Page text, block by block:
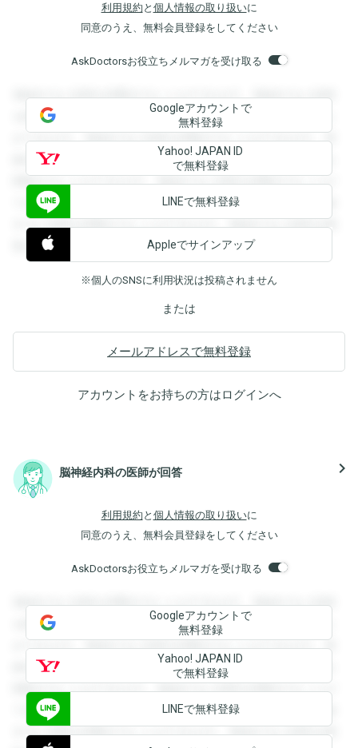
利用規約 と 個人情報の取り扱いに
同意のうえ、無料会員登録をしてください
AskDoctorsお役立ちメルマガを受け取る
登録すると回答を閲覧することができます。登録すると回答
を閲覧することができます。登録すると回答を閲覧すること
ができます。登録すると回答を閲覧することができます。登
録すると回答を閲覧することができます。登録すると回答を
閲覧することができます。登録すると回答を閲覧することが
できます。登録すると回答を閲覧することができます。登録
すると回答を閲覧することができます。登録すると回答を閲
覧することができます。
Googleアカウントで
無料登録
Yahoo! JAPAN ID
で無料登録
LINEで無料登録
Appleでサインアップ
※個人のSNSに利用状況は投稿されません
または
メールアドレスで無料登録
アカウントをお持ちの方はログインへ
脳神経内科の医師が回答 navigate_next
利用規約 と 個人情報の取り扱いに
同意のうえ、無料会員登録をしてください
AskDoctorsお役立ちメルマガを受け取る
登録すると回答を閲覧することができます。登録すると回答
を閲覧することができます。登録すると回答を閲覧すること
ができます。登録すると回答を閲覧することができます。登
録すると回答を閲覧することができます。登録すると回答を
閲覧することができます。登録すると回答を閲覧することが
できます。登録すると回答を閲覧することができます。登録
すると回答を閲覧することができます。登録すると回答を閲
Googleアカウントで
無料登録
Yahoo! JAPAN ID
で無料登録
LINEで無料登録